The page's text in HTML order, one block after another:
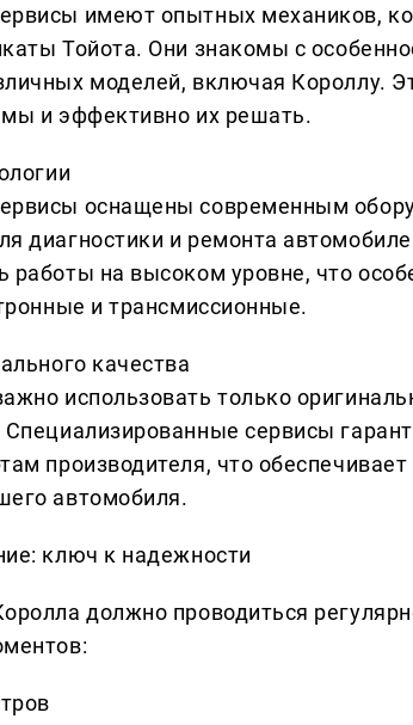
имеют опытных механиков,
Тойота. Они знакомы с
моделей, включая Короллу.
и эффективно их решать.
оснащены современным
диагностики и ремонта
работы на высоком уровне, что
и трансмиссионные.
качества
использовать только
сервисы
производителя, что
автомобиля.
ключ к надежности
должно проводиться